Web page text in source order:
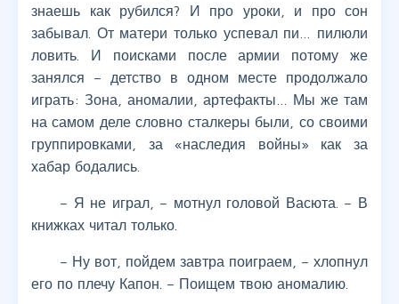
знаешь как рубился? И про уроки, и про сон
забывал. От матери только успевал пи… пилюли
ловить. И поисками после армии потому же
занялся – детство в одном месте продолжало
играть: Зона, аномалии, артефакты… Мы же там
на самом деле словно сталкеры были, со своими
группировками, за «наследия войны» как за
хабар бодались.
– Я не играл, – мотнул головой Васюта. – В
книжках читал только.
– Ну вот, пойдем завтра поиграем, – хлопнул
его по плечу Капон. – Поищем твою аномалию.